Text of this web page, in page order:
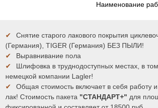
Наименование
✔
Снятие старого лакового покрытия
(Германия), TIGER (Германия) БЕЗ ПЫЛИ!
✔
Выравнивание пола
✔
Шлифовка в труднодоступных местах, в
немецкой компании Lagler!
✔
Общая стоимость включает в себя работу
лак! Стоимость пакета "СТАНДАРТ+" для